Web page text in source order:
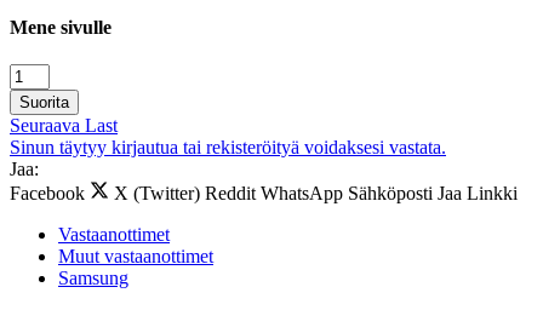
Mene sivulle
Suorita
Seuraava Last
Sinun täytyy kirjautua tai rekisteröityä voidaksesi vastata.
Jaa:
Facebook
X (Twitter) Reddit WhatsApp Sähköposti Jaa Linkki
Vastaanottimet
Muut vastaanottimet
Samsung